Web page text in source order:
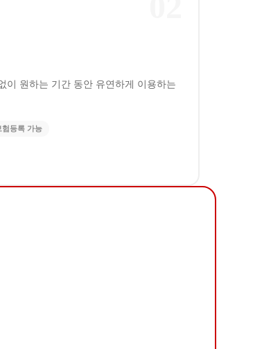
이 원하는 기간 동안 유연하게 이용하는
험등록 가능